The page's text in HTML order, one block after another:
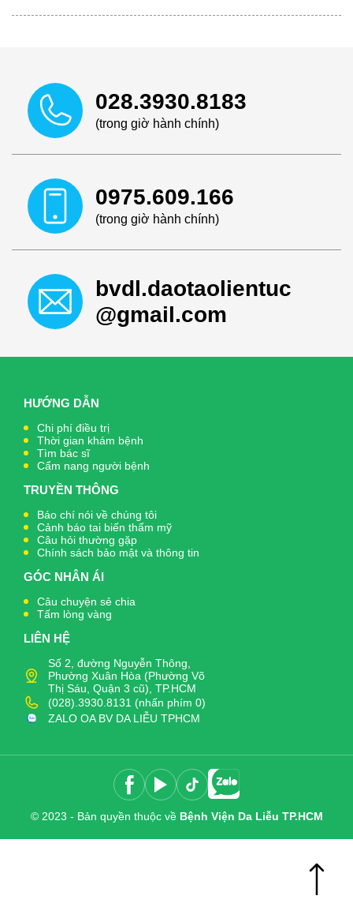
028.3930.8183
(trong giờ hành chính)
0975.609.166
(trong giờ hành chính)
bvdl.daotaolientuc
@gmail.com
HƯỚNG DẪN
Chi phí điều trị
Thời gian khám bệnh
Tìm bác sĩ
Cẩm nang người bệnh
TRUYỀN THÔNG
Báo chí nói về chúng tôi
Cảnh báo tai biến thẩm mỹ
Câu hỏi thường gặp
Chính sách bảo mật và thông tin
GÓC NHÂN ÁI
Câu chuyện sẻ chia
Tấm lòng vàng
LIÊN HỆ
Số 2, đường Nguyễn Thông,
Phường Xuân Hòa (Phường Võ
Thị Sáu, Quận 3 cũ), TP.HCM
(028).3930.8131 (nhấn phím 0)
ZALO OA BV DA LIỄU TPHCM
© 2023 - Bản quyền thuộc về Bệnh Viện Da Liễu TP.HCM